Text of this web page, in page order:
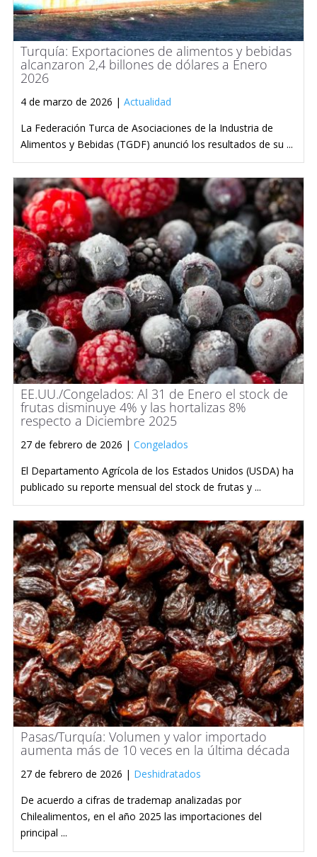
Turquía: Exportaciones de alimentos y bebidas
alcanzaron 2,4 billones de dólares a Enero
2026
4 de marzo de 2026 | Actualidad
La Federación Turca de Asociaciones de la Industria de
Alimentos y Bebidas (TGDF) anunció los resultados de su ...
EE.UU./Congelados: Al 31 de Enero el stock de
frutas disminuye 4% y las hortalizas 8%
respecto a Diciembre 2025
27 de febrero de 2026 | Congelados
El Departamento Agrícola de los Estados Unidos (USDA) ha
publicado su reporte mensual del stock de frutas y ...
Pasas/Turquía: Volumen y valor importado
aumenta más de 10 veces en la última década
27 de febrero de 2026 | Deshidratados
De acuerdo a cifras de trademap analizadas por
Chilealimentos, en el año 2025 las importaciones del
principal ...